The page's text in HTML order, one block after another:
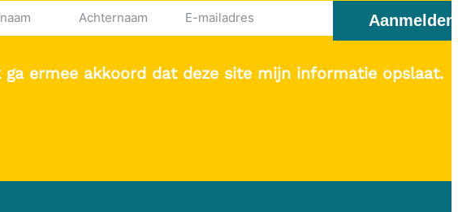
Aanmelden
ga ermee akkoord dat deze site mijn informatie opslaat.